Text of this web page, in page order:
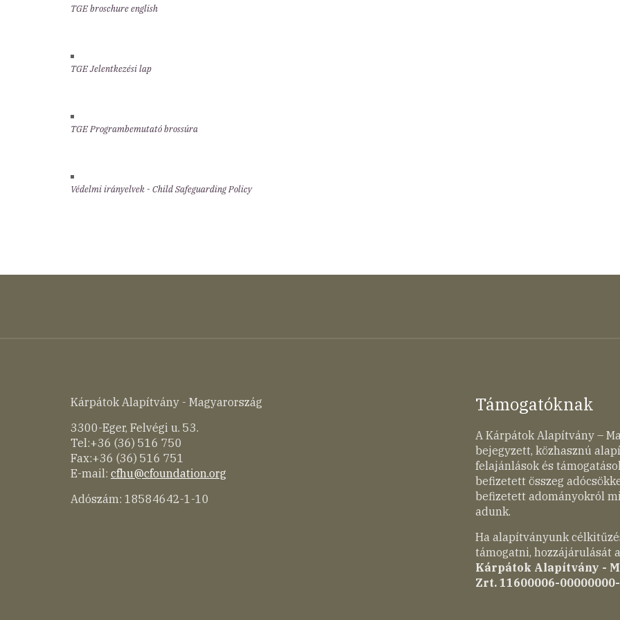
TGE broschure english
TGE Jelentkezési lap
TGE Programbemutató brossúra
Védelmi irányelvek - Child Safeguarding Policy
Kárpátok Alapítvány - Magyarország
3300-Eger, Felvégi u. 53.
Tel:+36 (36) 516 750
Fax:+36 (36) 516 751
E-mail: cfhu@cfoundation.org
Adószám: 18584642-1-10
Támogatóknak
A Kárpátok Alapítvány –
bejegyzett, közhasznú
felajánlások és
befizetett összeg
befizetett adományokról
adunk.
Ha alapítványunk
támogatni, hozzájárulását
Kárpátok Alapítvány -
Zrt. 11600006-